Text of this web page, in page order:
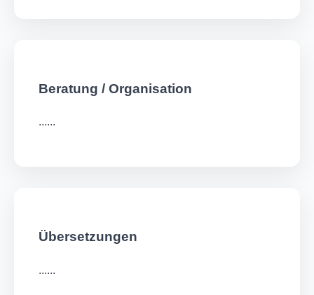
Beratung / Organisation
......
Übersetzungen
......